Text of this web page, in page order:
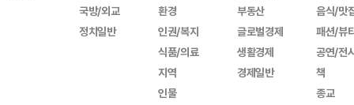
국방/외교
정치일반
환경
인권/복지
식품/의료
지역
인물
부동산
글로벌경제
생활경제
경제일반
음식/맛
패션/뷰
공연/전
책
종교